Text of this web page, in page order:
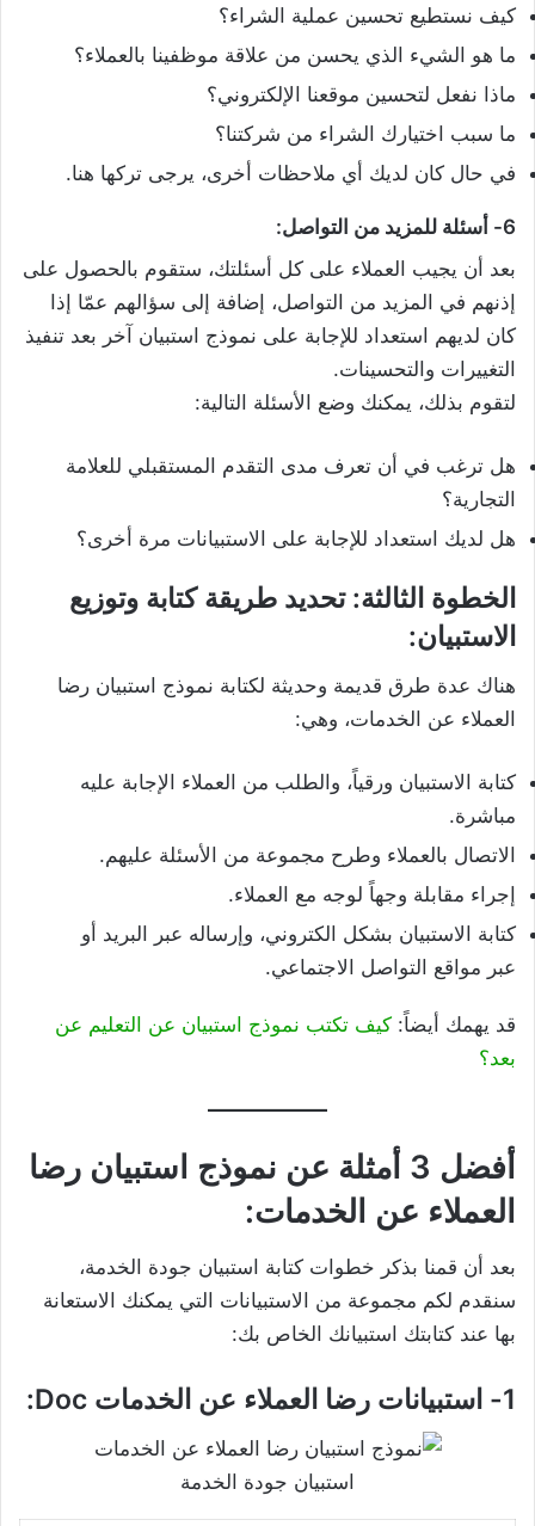
كيف نستطيع تحسين عملية الشراء؟
ما هو الشيء الذي يحسن من علاقة موظفينا بالعملاء؟
ماذا نفعل لتحسين موقعنا الإلكتروني؟
ما سبب اختيارك الشراء من شركتنا؟
في حال كان لديك أي ملاحظات أخرى، يرجى تركها هنا.
6- أسئلة للمزيد من التواصل:
بعد أن يجيب العملاء على كل أسئلتك، ستقوم بالحصول على
إذنهم في المزيد من التواصل، إضافة إلى سؤالهم عمّا إذا
كان لديهم استعداد للإجابة على نموذج استبيان آخر بعد تنفيذ
التغييرات والتحسينات.
لتقوم بذلك، يمكنك وضع الأسئلة التالية:
هل ترغب في أن تعرف مدى التقدم المستقبلي للعلامة
التجارية؟
هل لديك استعداد للإجابة على الاستبيانات مرة أخرى؟
الخطوة الثالثة: تحديد طريقة كتابة وتوزيع
الاستبيان:
هناك عدة طرق قديمة وحديثة لكتابة نموذج استبيان رضا
العملاء عن الخدمات، وهي:
كتابة الاستبيان ورقياً، والطلب من العملاء الإجابة عليه
مباشرة.
الاتصال بالعملاء وطرح مجموعة من الأسئلة عليهم.
إجراء مقابلة وجهاً لوجه مع العملاء.
كتابة الاستبيان بشكل الكتروني، وإرساله عبر البريد أو
عبر مواقع التواصل الاجتماعي.
قد يهمك أيضاً: كيف تكتب نموذج استبيان عن التعليم عن
بعد؟
أفضل 3 أمثلة عن نموذج استبيان رضا
العملاء عن الخدمات:
بعد أن قمنا بذكر خطوات كتابة استبيان جودة الخدمة،
سنقدم لكم مجموعة من الاستبيانات التي يمكنك الاستعانة
بها عند كتابتك استبيانك الخاص بك:
1- استبيانات رضا العملاء عن الخدمات Doc:
استبيان جودة الخدمة